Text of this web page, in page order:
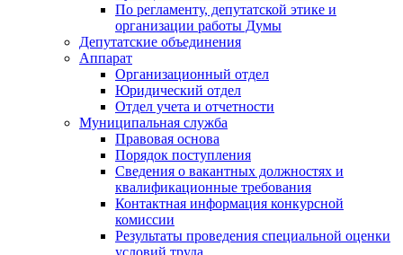
По регламенту, депутатской этике и
организации работы Думы
Депутатские объединения
Аппарат
Организационный отдел
Юридический отдел
Отдел учета и отчетности
Муниципальная служба
Правовая основа
Порядок поступления
Сведения о вакантных должностях и
квалификационные требования
Контактная информация конкурсной
комиссии
Результаты проведения специальной оценки